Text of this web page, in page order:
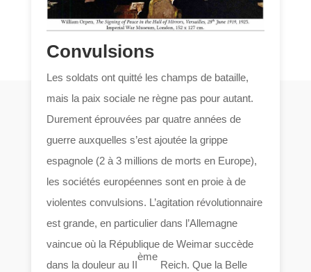
Convulsions
Les soldats ont quitté les champs de bataille,
mais la paix sociale ne règne pas pour autant.
Durement éprouvées par quatre années de
guerre auxquelles s’est ajoutée la grippe
espagnole (2 à 3 millions de morts en Europe),
les sociétés européennes sont en proie à de
violentes convulsions. L’agitation révolutionnaire
est grande, en particulier dans l’Allemagne
vaincue où la République de Weimar succède
dans la douleur au II
ème
Reich. Que la Belle